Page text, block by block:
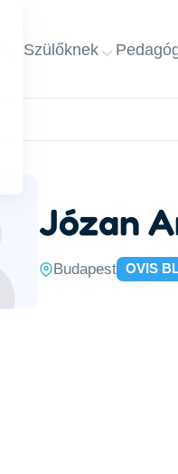
Szülőknek
Józan
Budapest OVIS